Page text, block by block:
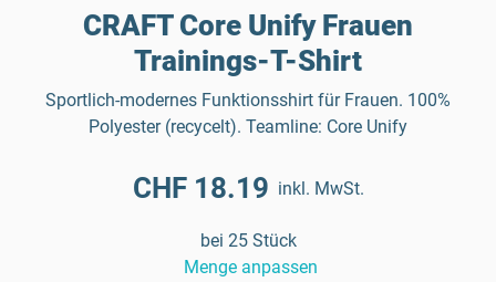
CRAFT Core Unify Frauen
Trainings-T-Shirt
Sportlich-modernes Funktionsshirt für Frauen. 100%
Polyester (recycelt). Teamline: Core Unify
CHF 18.19 inkl. MwSt.
bei 25 Stück
Menge anpassen